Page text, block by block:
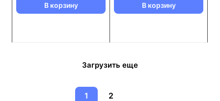
В корзину В корзину
Загрузить еще
1 2